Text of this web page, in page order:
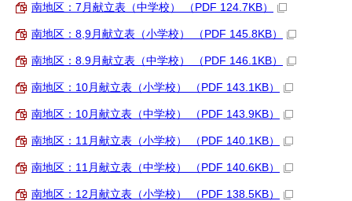
南地区：7月献立表（中学校） （PDF 124.7KB）
南地区：8,9月献立表（小学校） （PDF 145.8KB）
南地区：8.9月献立表（中学校） （PDF 146.1KB）
南地区：10月献立表（小学校） （PDF 143.1KB）
南地区：10月献立表（中学校） （PDF 143.9KB）
南地区：11月献立表（小学校） （PDF 140.1KB）
南地区：11月献立表（中学校） （PDF 140.6KB）
南地区：12月献立表（小学校） （PDF 138.5KB）